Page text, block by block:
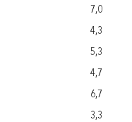
7,0
4,3
5,3
4,7
6,7
3,3